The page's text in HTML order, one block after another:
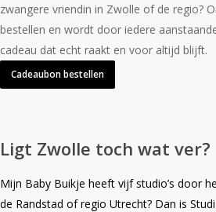
zwangere vriendin in Zwolle of de regio?
bestellen en wordt door iedere
cadeau dat echt raakt en voor altijd blijft.
Cadeaubon bestellen
Ligt Zwolle toch wat ver?
Mijn Baby Buikje heeft vijf studio’s door
de Randstad of regio Utrecht? Dan is